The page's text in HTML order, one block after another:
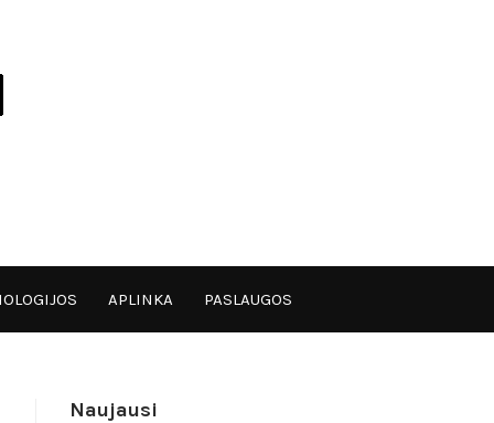
APLINKA PASLAUGOS
Naujausi